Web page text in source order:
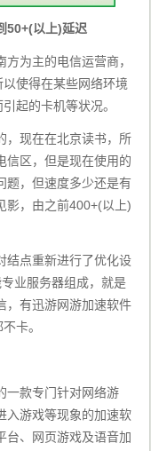
50+(以上)延迟
为主的电信运营商，
使得在某些网络环境
起的卡机等状况。
，现在在北京读书，所
信区，但是现在使用的
题，但速度多少还是有
影，由之前400+(以上)
结点重新进行了优化设
业服务器组成，就是
，有迅游网游加速软件
卡。
一款专门针对网络游
入游戏等现象的加速软
台、网页游戏及语音加